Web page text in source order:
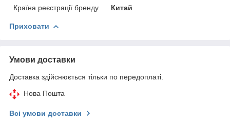
Країна реєстрації бренду Китай
Приховати
Умови доставки
Доставка здійснюється тільки по передоплаті.
Нова Пошта
Всі умови доставки